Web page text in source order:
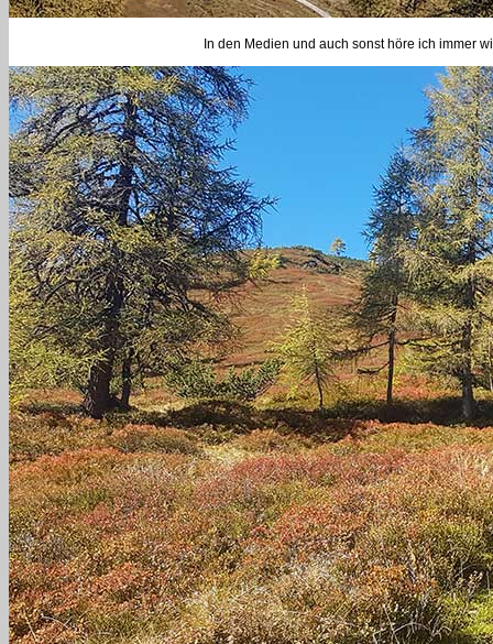
In den Medien und auch sonst höre ich immer